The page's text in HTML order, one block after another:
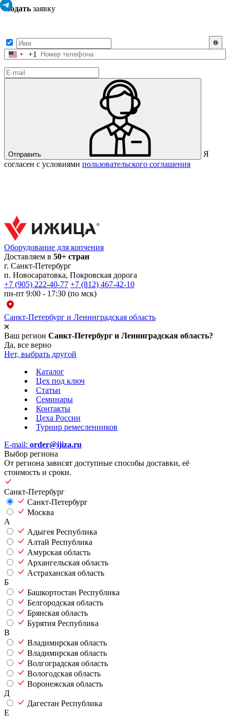
Подать заявку
Соединенные
+1
+1
Отправить
Я
согласен с условиями пользовательского соглашения
Санкт-Петербург и Ленинградская область
Ваш регион Санкт-Петербург и Ленинградская область?
Да, все верно
Нет, выбрать другой
Оборудование для копчения
Доставляем в 50+ стран
г. Санкт-Петербург
п. Новосаратовка, Покровская дорога
+7 (905) 222-40-77 +7 (812) 467-42-10
пн-пт 9:00 - 17:30 (по мск)
Каталог
Цех под ключ
Статьи
Семинары
Контакты
Цеха России
Турнир ремесленников
E-mail: order@ijiza.ru
Выбор региона
От региона зависят доступные способы доставки, её
стоимость и сроки.
Санкт-Петербург
Санкт-Петербург
Москва
А
Адыгея Республика
Алтай Республика
Амурская область
Архангельская область
Астраханская область
Б
Башкортостан Республика
Белгородская область
Брянская область
Бурятия Республика
В
Владимирская область
Владимирская область
Волгоградская область
Вологодская область
Воронежская область
Д
Дагестан Республика
Е